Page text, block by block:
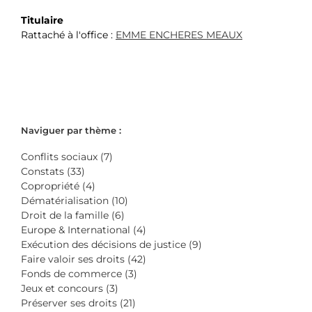
Titulaire
Rattaché à l'office : EMME ENCHERES MEAUX
Naviguer par thème :
Conflits sociaux (7)
Constats (33)
Copropriété (4)
Dématérialisation (10)
Droit de la famille (6)
Europe & International (4)
Exécution des décisions de justice (9)
Faire valoir ses droits (42)
Fonds de commerce (3)
Jeux et concours (3)
Préserver ses droits (21)